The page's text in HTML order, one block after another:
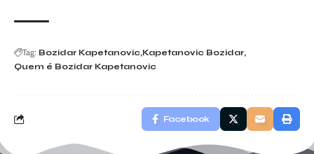
Tag: Bozidar Kapetanovic Kapetanovic Bozidar
Quem é Bozidar Kapetanovic
Facebook